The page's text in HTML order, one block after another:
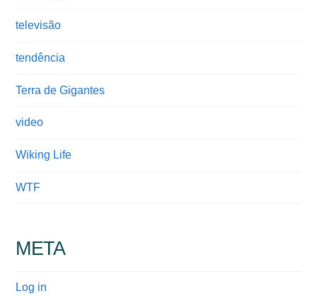
televisão
tendência
Terra de Gigantes
video
Wiking Life
WTF
META
Log in